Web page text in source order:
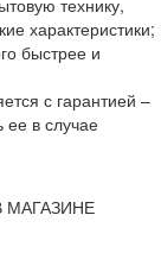
технику,
характеристики;
быстрее и
с гарантией –
ее в случае